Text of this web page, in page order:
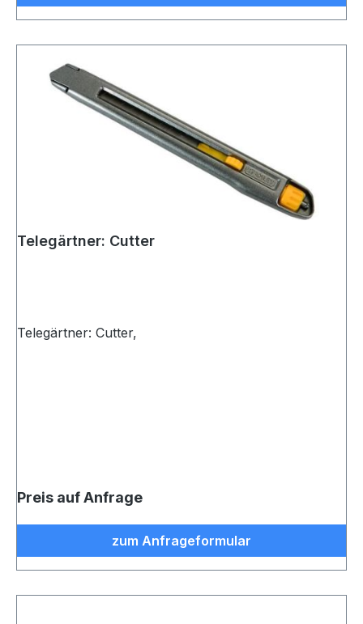
Telegärtner: Cutter
Telegärtner: Cutter,
Preis auf Anfrage
zum Anfrageformular